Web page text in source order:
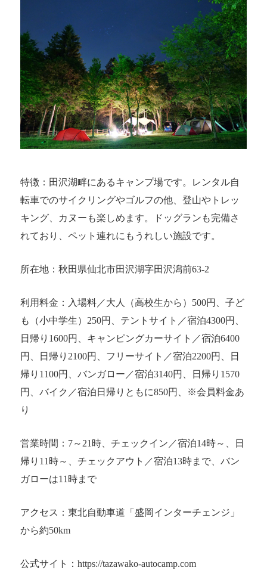
特徴：田沢湖畔にあるキャンプ場です。レンタル自
転車でのサイクリングやゴルフの他、登山やトレッ
キング、カヌーも楽しめます。ドッグランも完備さ
れており、ペット連れにもうれしい施設です。
所在地：秋田県仙北市田沢湖字田沢潟前63-2
利用料金：入場料／大人（高校生から）500円、子ど
も（小中学生）250円、テントサイト／宿泊4300円、
日帰り1600円、キャンピングカーサイト／宿泊6400
円、日帰り2100円、フリーサイト／宿泊2200円、日
帰り1100円、バンガロー／宿泊3140円、日帰り1570
円、バイク／宿泊日帰りともに850円、※会員料金あ
り
営業時間：7～21時、チェックイン／宿泊14時～、日
帰り11時～、チェックアウト／宿泊13時まで、バン
ガローは11時まで
アクセス：東北自動車道「盛岡インターチェンジ」
から約50km
公式サイト：https://tazawako-autocamp.com